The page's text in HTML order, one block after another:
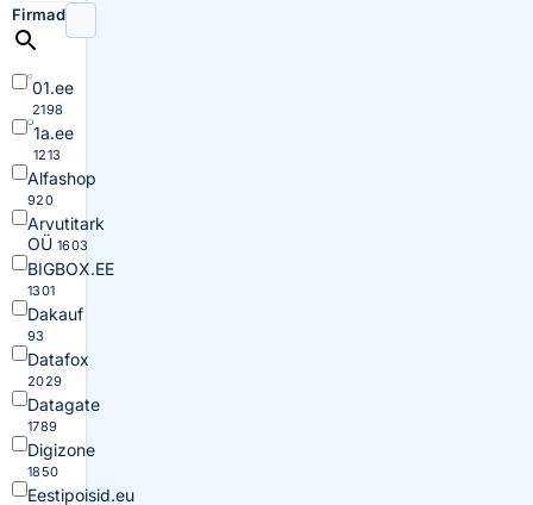
Firmad
01.ee
2198
1a.ee
1213
Alfashop
920
Arvutitark
OÜ 1603
BIGBOX.EE
1301
Dakauf
93
Datafox
2029
Datagate
1789
Digizone
1850
Eestipoisid.eu